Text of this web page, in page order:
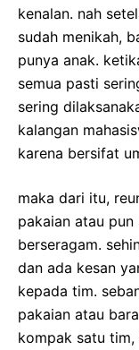
kenalan. nah
sudah menikah,
punya anak.
semua pasti
sering
kalangan
karena bersifat
maka dari itu,
pakaian atau
berseragam.
dan ada kesan
kepada tim.
pakaian atau
kompak satu tim,